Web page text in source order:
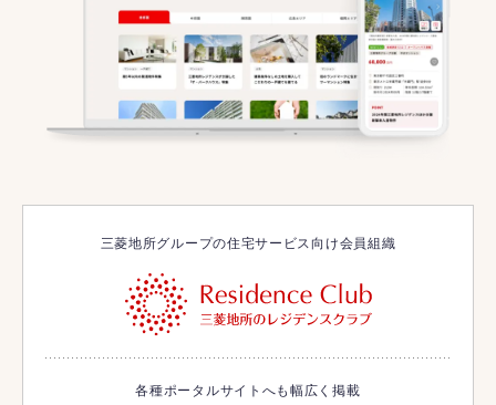
三菱地所グループの住宅サービス向け会員組織
各種ポータルサイトへも幅広く掲載